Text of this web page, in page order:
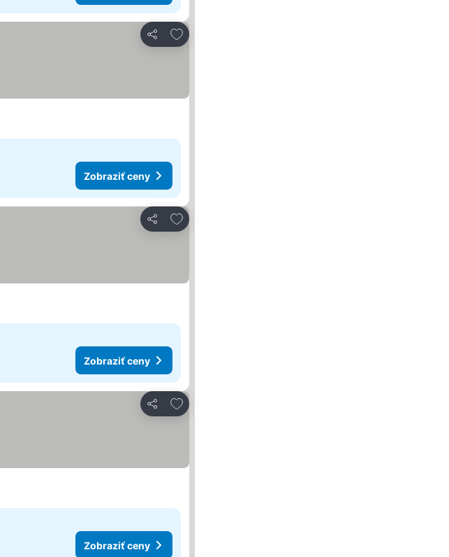
Zdieľať
Pridať do obľúbených
Zobraziť ceny
Zdieľať
Pridať do obľúbených
Zobraziť ceny
Zdieľať
Pridať do obľúbených
Zobraziť ceny